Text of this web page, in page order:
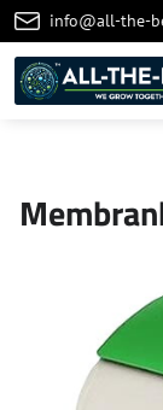
info@all-the-